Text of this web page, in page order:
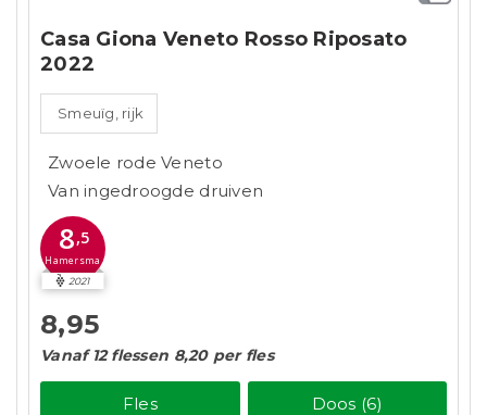
Casa Giona Veneto Rosso Riposato
2022
Smeuïg, rijk
Zwoele rode Veneto
Van ingedroogde druiven
8,5
Hamersma
2021
8,95
Vanaf 12 flessen 8,20 per fles
Fles Doos (6)